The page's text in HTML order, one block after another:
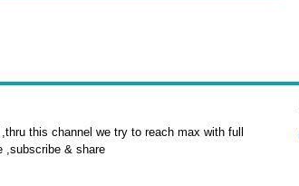
this channel we try to reach max with full
,subscribe & share